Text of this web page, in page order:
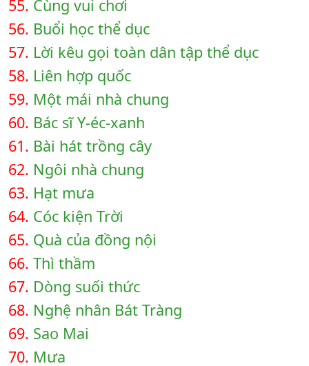
55. Cùng vui chơi
56. Buổi học thể dục
57. Lời kêu gọi toàn dân tập thể dục
58. Liên hợp quốc
59. Một mái nhà chung
60. Bác sĩ Y-éc-xanh
61. Bài hát trồng cây
62. Ngôi nhà chung
63. Hạt mưa
64. Cóc kiện Trời
65. Quà của đồng nội
66. Thì thầm
67. Dòng suối thức
68. Nghệ nhân Bát Tràng
69. Sao Mai
70. Mưa